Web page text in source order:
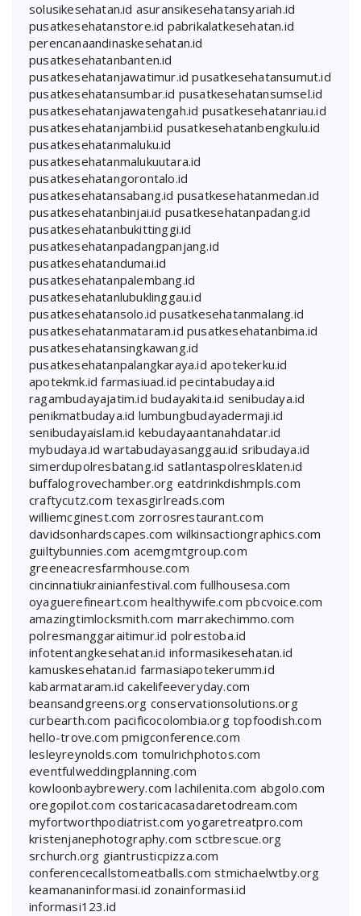
solusikesehatan.id asuransikesehatansyariah.id
pusatkesehatanstore.id pabrikalatkesehatan.id
perencanaandinaskesehatan.id
pusatkesehatanbanten.id
pusatkesehatanjawatimur.id pusatkesehatansumut.id
pusatkesehatansumbar.id pusatkesehatansumsel.id
pusatkesehatanjawatengah.id pusatkesehatanriau.id
pusatkesehatanjambi.id pusatkesehatanbengkulu.id
pusatkesehatanmaluku.id
pusatkesehatanmalukuutara.id
pusatkesehatangorontalo.id
pusatkesehatansabang.id pusatkesehatanmedan.id
pusatkesehatanbinjai.id pusatkesehatanpadang.id
pusatkesehatanbukittinggi.id
pusatkesehatanpadangpanjang.id
pusatkesehatandumai.id
pusatkesehatanpalembang.id
pusatkesehatanlubuklinggau.id
pusatkesehatansolo.id pusatkesehatanmalang.id
pusatkesehatanmataram.id pusatkesehatanbima.id
pusatkesehatansingkawang.id
pusatkesehatanpalangkaraya.id apotekerku.id
apotekmk.id farmasiuad.id pecintabudaya.id
ragambudayajatim.id budayakita.id senibudaya.id
penikmatbudaya.id lumbungbudayadermaji.id
senibudayaislam.id kebudayaantanahdatar.id
mybudaya.id wartabudayasanggau.id sribudaya.id
simerdupolresbatang.id satlantaspolresklaten.id
buffalogrovechamber.org eatdrinkdishmpls.com
craftycutz.com texasgirlreads.com
williemcginest.com zorrosrestaurant.com
davidsonhardscapes.com wilkinsactiongraphics.com
guiltybunnies.com acemgmtgroup.com
greeneacresfarmhouse.com
cincinnatiukrainianfestival.com fullhousesa.com
oyaguerefineart.com healthywife.com pbcvoice.com
amazingtimlocksmith.com marrakechimmo.com
polresmanggaraitimur.id polrestoba.id
infotentangkesehatan.id informasikesehatan.id
kamuskesehatan.id farmasiapotekerumm.id
kabarmataram.id cakelifeeveryday.com
beansandgreens.org conservationsolutions.org
curbearth.com pacificocolombia.org topfoodish.com
hello-trove.com pmigconference.com
lesleyreynolds.com tomulrichphotos.com
eventfulweddingplanning.com
kowloonbaybrewery.com lachilenita.com abgolo.com
oregopilot.com costaricacasadaretodream.com
myfortworthpodiatrist.com yogaretreatpro.com
kristenjanephotography.com sctbrescue.org
srchurch.org giantrusticpizza.com
conferencecallstomeatballs.com stmichaelwtby.org
keamananinformasi.id zonainformasi.id
informasi123.id